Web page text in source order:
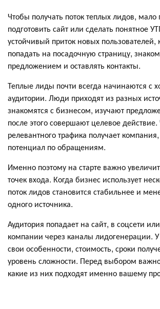
Чтобы получать поток теплых лидов, мало
подготовить сайт или сделать понятное
устойчивый приток новых пользователей,
попадать на посадочную страницу,
предложением и оставлять контакты.
Теплые лиды почти всегда начинаются с
аудитории. Люди приходят из разных
знакомятся с бизнесом, изучают
после этого совершают целевое
релевантного трафика получает
потенциал по обращениям.
Именно поэтому на старте важно
точек входа. Когда бизнес использует
поток лидов становится стабильнее и
одного источника.
Аудитория попадает на сайт, в соцсети
компании через каналы лидогенерации.
свои особенности, стоимость, сроки
уровень сложности. Перед выбором
какие из них подходят именно вашему